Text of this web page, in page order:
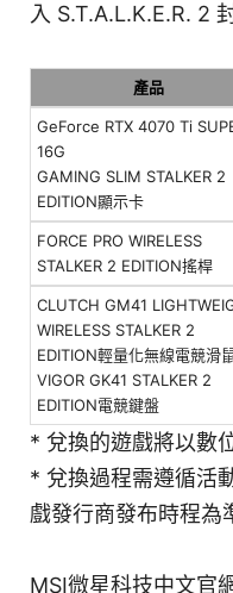
入 S.T.A.L.K.E.R. 2
產品
GeForce RTX 4070 Ti
16G
GAMING SLIM STALKER 2
EDITION顯示卡
FORCE PRO WIRELESS
STALKER 2 EDITION搖桿
CLUTCH GM41
WIRELESS STALKER 2
EDITION輕量化無線電競滑
VIGOR GK41 STALKER 2
EDITION電競鍵盤
* 兌換的遊戲將以數
* 兌換過程需遵循活
戲發行商發布時程為
MSI微星科技中文官